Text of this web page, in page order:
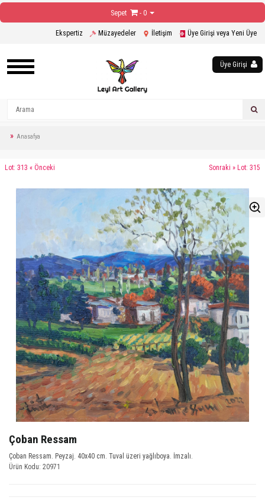
Sepet - 0
Ekspertiz Müzayedeler İletişim Üye Girişi veya Yeni Üye
Üye Girişi
Anasafya
Lot: 313 « Önceki Sonraki » Lot: 315
Çoban Ressam
Çoban Ressam. Peyzaj. 40x40 cm. Tuval üzeri yağlıboya. İmzalı.
Ürün Kodu: 20971